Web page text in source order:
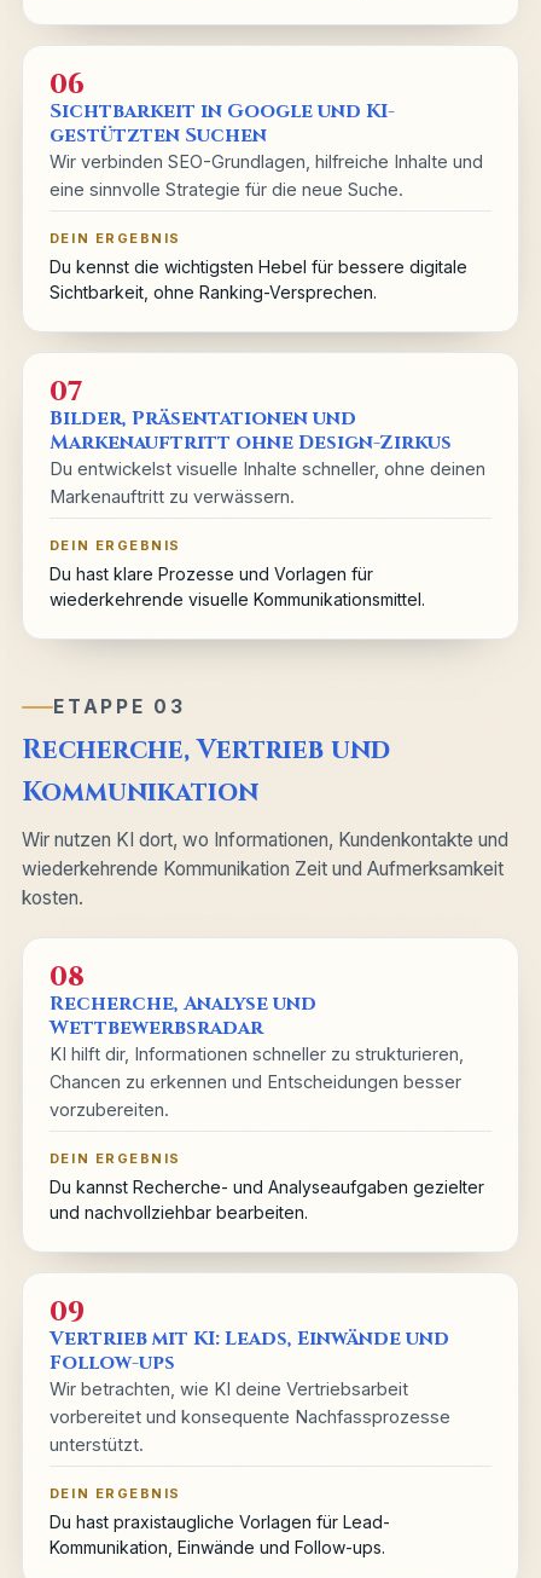
06
Sichtbarkeit in Google und KI-
gestützten Suchen
Wir verbinden SEO-Grundlagen, hilfreiche Inhalte und
eine sinnvolle Strategie für die neue Suche.
DEIN ERGEBNIS
Du kennst die wichtigsten Hebel für bessere digitale
Sichtbarkeit, ohne Ranking-Versprechen.
07
Bilder, Präsentationen und
Markenauftritt ohne Design-Zirkus
Du entwickelst visuelle Inhalte schneller, ohne deinen
Markenauftritt zu verwässern.
DEIN ERGEBNIS
Du hast klare Prozesse und Vorlagen für
wiederkehrende visuelle Kommunikationsmittel.
ETAPPE 03
Recherche, Vertrieb und
Kommunikation
Wir nutzen KI dort, wo Informationen, Kundenkontakte und
wiederkehrende Kommunikation Zeit und Aufmerksamkeit
kosten.
08
Recherche, Analyse und
Wettbewerbsradar
KI hilft dir, Informationen schneller zu strukturieren,
Chancen zu erkennen und Entscheidungen besser
vorzubereiten.
DEIN ERGEBNIS
Du kannst Recherche- und Analyseaufgaben gezielter
und nachvollziehbar bearbeiten.
09
Vertrieb mit KI: Leads, Einwände und
Follow-ups
Wir betrachten, wie KI deine Vertriebsarbeit
vorbereitet und konsequente Nachfassprozesse
unterstützt.
DEIN ERGEBNIS
Du hast praxistaugliche Vorlagen für Lead-
Kommunikation, Einwände und Follow-ups.